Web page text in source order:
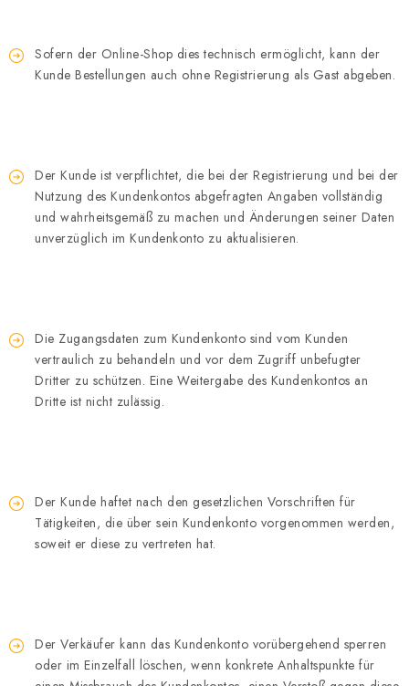
Sofern der Online-Shop dies technisch ermöglicht, kann der
Kunde Bestellungen auch ohne Registrierung als Gast abgeben.
Der Kunde ist verpflichtet, die bei der Registrierung und bei der
Nutzung des Kundenkontos abgefragten Angaben vollständig
und wahrheitsgemäß zu machen und Änderungen seiner Daten
unverzüglich im Kundenkonto zu aktualisieren.
Die Zugangsdaten zum Kundenkonto sind vom Kunden
vertraulich zu behandeln und vor dem Zugriff unbefugter
Dritter zu schützen. Eine Weitergabe des Kundenkontos an
Dritte ist nicht zulässig.
Der Kunde haftet nach den gesetzlichen Vorschriften für
Tätigkeiten, die über sein Kundenkonto vorgenommen werden,
soweit er diese zu vertreten hat.
Der Verkäufer kann das Kundenkonto vorübergehend sperren
oder im Einzelfall löschen, wenn konkrete Anhaltspunkte für